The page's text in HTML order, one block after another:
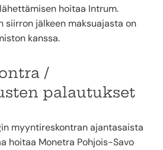
hoitaa Intrum.
siirron jälkeen maksuajasta on
kanssa.
/
palautukset
myyntireskontran ajantasaista
hoitaa Monetra Pohjois-Savo